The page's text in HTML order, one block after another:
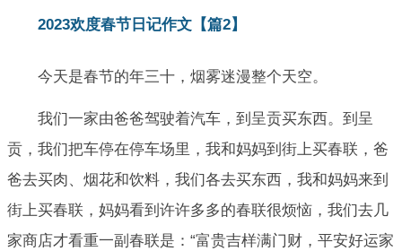
2023欢度春节日记作文【篇2】
今天是春节的年三十，烟雾迷漫整个天空。
我们一家由爸爸驾驶着汽车，到呈贡买东西。到呈
贡，我们把车停在停车场里，我和妈妈到街上买春联，爸
爸去买肉、烟花和饮料，我们各去买东西，我和妈妈来到
街上买春联，妈妈看到许许多多的春联很烦恼，我们去几
家商店才看重一副春联是：“富贵吉样满门财，平安好运家